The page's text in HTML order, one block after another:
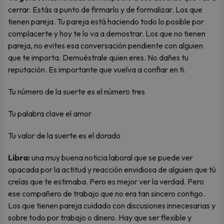
cerrar. Estás a punto de firmarlo y de formalizar. Los que
tienen pareja. Tu pareja está haciendo todo lo posible por
complacerte y hoy te lo va a demostrar. Los que no tienen
pareja, no evites esa conversación pendiente con alguien
que te importa. Demuéstrale quien eres. No dañes tu
reputación. Es importante que vuelva a confiar en ti.
Tu número de la suerte es el número tres
Tu palabra clave el amor
Tu valor de la suerte es el dorado
Libra:una muy buena noticia laboral que se puede ver
opacada por la actitud y reacción envidiosa de alguien que tú
creías que te estimaba. Pero es mejor ver la verdad. Pero
ese compañero de trabajo que no era tan sincero contigo.
Los que tienen pareja cuidado con discusiones innecesarias y
sobre todo por trabajo o dinero. Hay que ser flexible y